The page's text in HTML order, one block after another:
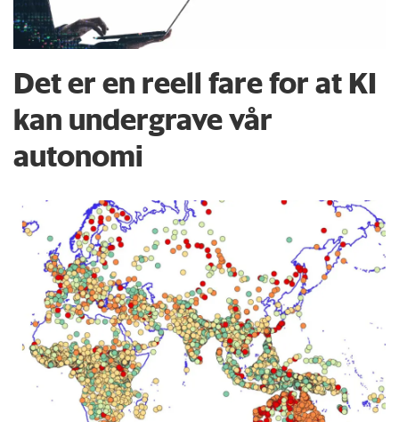
Det er en reell fare for at KI
kan undergrave vår
autonomi